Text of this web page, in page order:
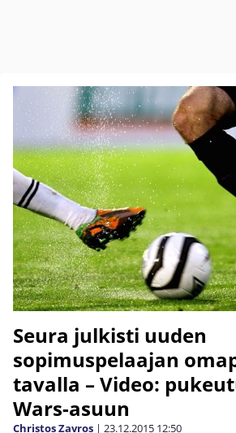
Seura julkisti uuden
sopimuspelaajan
tavalla – Video:
Wars-asuun
Christos Zavros | 23.12.2015 12:50